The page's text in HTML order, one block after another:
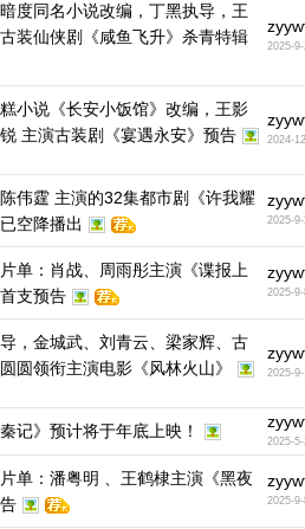
度同名小说改编，丁黑执导，王
装仙侠剧《咸鱼飞升》杀青特辑
1
2025-
小说《长安小饭馆》改编，王影
主演古装剧《宴遇永安》预告
1
2024-
伟霆 主演的32集都市剧《许我耀
空降播出
1
2025-
单：肖战、周雨彤主演《谍报上
支预告
1
2025-9-
，金城武、刘青云、梁家辉、古
圆领衔主演电影《风林火山》
1
2025-9-
记》预计将于年底上映！
1
2025-
单：潘粤明 、王鹤棣主演《黑夜
1
2025-9-